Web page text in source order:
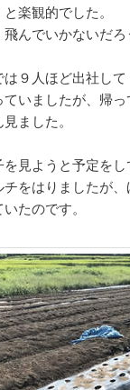
楽観的でした。
んでいかないだろ
９人ほど出社し
いましたが、帰
ました。
見ようと予定を
をはりましたが、
たのです。